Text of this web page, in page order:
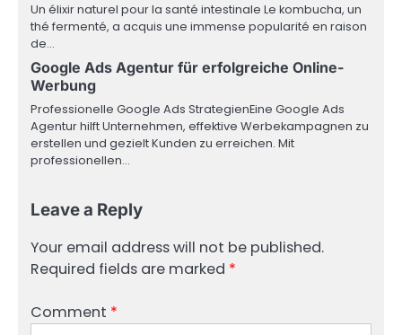
Un élixir naturel pour la santé intestinale Le kombucha, un
thé fermenté, a acquis une immense popularité en raison
de…
Google Ads Agentur für erfolgreiche Online-
Werbung
Professionelle Google Ads StrategienEine Google Ads
Agentur hilft Unternehmen, effektive Werbekampagnen zu
erstellen und gezielt Kunden zu erreichen. Mit
professionellen…
Leave a Reply
Your email address will not be published.
Required fields are marked *
Comment *